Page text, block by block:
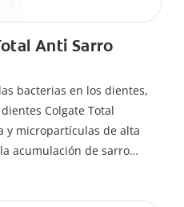
Anti Sarro
bacterias en los dientes,
Colgate Total
y micropartículas de alta
acumulación de sarro